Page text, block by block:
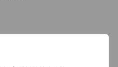
las apps